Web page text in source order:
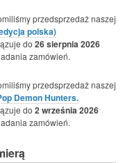
przedsprzedaż naszej
polska)
do 26 sierpnia 2026
zamówień.
przedsprzedaż naszej
Demon Hunters.
do 2 września 2026
zamówień.